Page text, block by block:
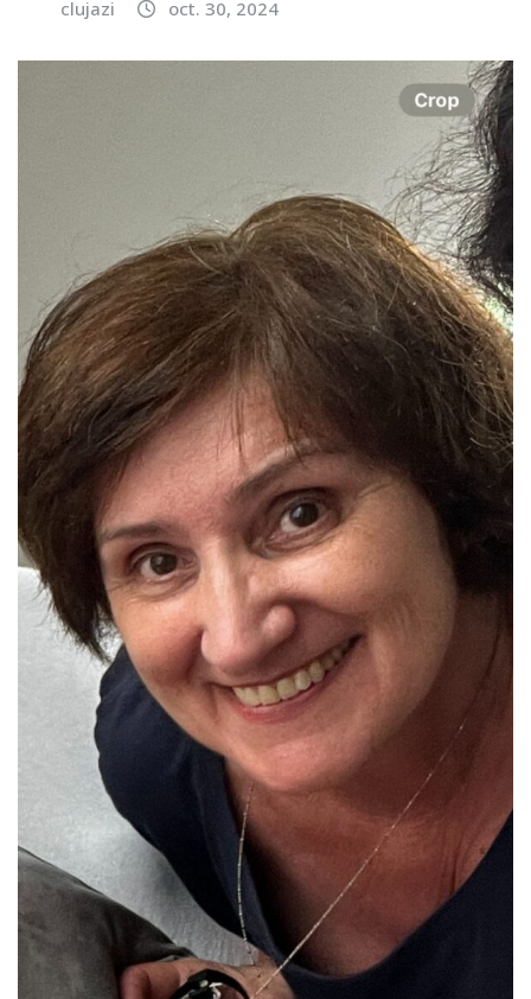
clujazi oct. 30, 2024